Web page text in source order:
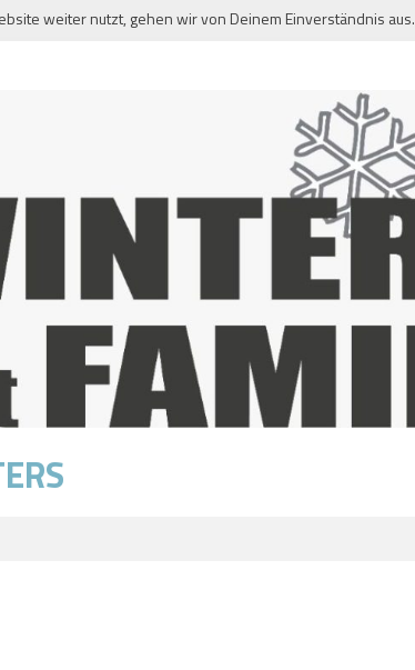
weiter nutzt, gehen wir von Deinem Einverständnis aus.